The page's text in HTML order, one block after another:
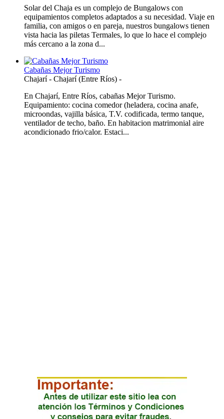
Solar del Chaja es un complejo de Bungalows con
equipamientos completos adaptados a su necesidad. Viaje en
familia, con amigos o en pareja, nuestros bungalows tienen
vista hacia las piletas Termales, lo que lo hace el complejo
más cercano a la zona d...
Cabañas Mejor Turismo
Chajarí- Chajarí (Entre Ríos) -
En Chajarí, Entre Ríos, cabañas Mejor Turismo.
Equipamiento: cocina comedor (heladera, cocina anafe,
microondas, vajilla básica, T.V. codificada, termo tanque,
ventilador de techo, baño. En habitacion matrimonial aire
acondicionado frio/calor. Estaci...